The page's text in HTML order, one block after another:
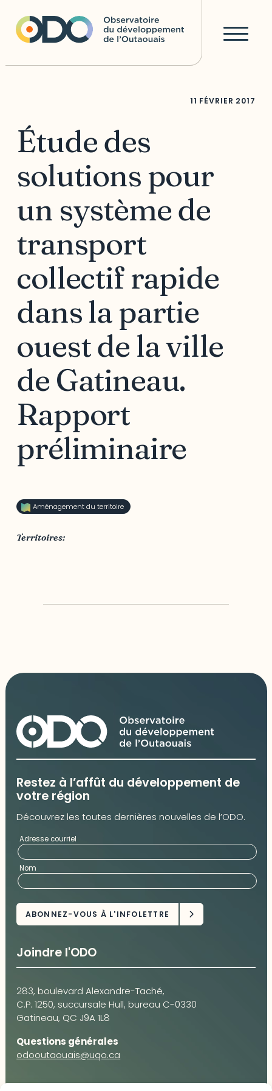
11 FÉVRIER 2017
Étude des
solutions pour
un système de
transport
collectif rapide
dans la partie
ouest de la ville
de Gatineau.
Rapport
préliminaire
Aménagement du territoire
Territoires:
Restez à l’affût du développement de
votre région
Découvrez les toutes dernières nouvelles de l’ODO.
Adresse courriel
Nom
Joindre l'ODO
283, boulevard Alexandre-Taché,
C.P. 1250, succursale Hull, bureau C-0330
Gatineau, QC J9A 1L8
Questions générales
odooutaouais@uqo.ca